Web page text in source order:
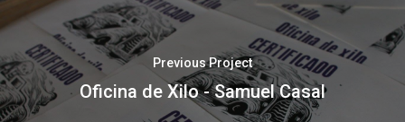
Previous Project
Oficina de Xilo - Samuel Casal